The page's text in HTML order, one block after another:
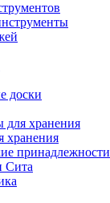
доски
для хранения
хранения
принадлежности
Сита